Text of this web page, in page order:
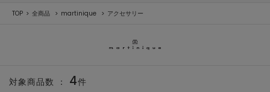
TOP 全商品 martinique アクセサリー
対象商品数 ： 4件